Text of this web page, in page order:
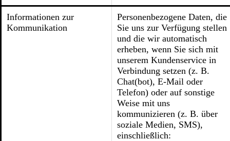
Informationen zur
Kommunikation
Personenbezogene Daten, die
Sie uns zur Verfügung stellen
und die wir automatisch
erheben, wenn Sie sich mit
unserem Kundenservice in
Verbindung setzen (z. B.
Chat(bot), E-Mail oder
Telefon) oder auf sonstige
Weise mit uns
kommunizieren (z. B. über
soziale Medien, SMS),
einschließlich: